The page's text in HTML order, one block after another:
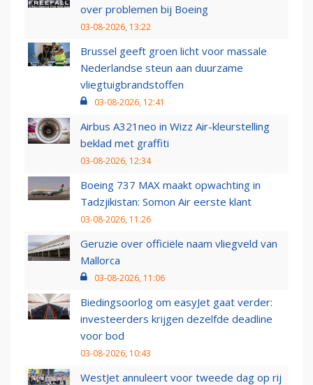
over problemen bij Boeing
03-08-2026, 13:22
Brussel geeft groen licht voor massale
Nederlandse steun aan duurzame
vliegtuigbrandstoffen
03-08-2026, 12:41
Airbus A321neo in Wizz Air-kleurstelling
beklad met graffiti
03-08-2026, 12:34
Boeing 737 MAX maakt opwachting in
Tadzjikistan: Somon Air eerste klant
03-08-2026, 11:26
Geruzie over officiële naam vliegveld van
Mallorca
03-08-2026, 11:06
Biedingsoorlog om easyJet gaat verder:
investeerders krijgen dezelfde deadline
voor bod
03-08-2026, 10:43
WestJet annuleert voor tweede dag op rij